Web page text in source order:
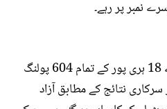
قومی اسمبلی کے حلقہ این اے 18 ہری پور کے تمام 604 پولنگ
نتائج کے مطابق آزاد